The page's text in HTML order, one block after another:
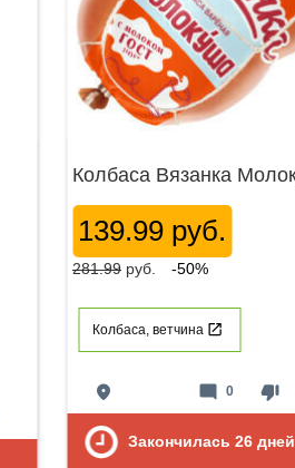
Колбаса Вязанка
139.99 руб.
281.99 руб. -50%
Колбаса, ветчина
place thumb_down
mode_comment 0
Закончилась 26